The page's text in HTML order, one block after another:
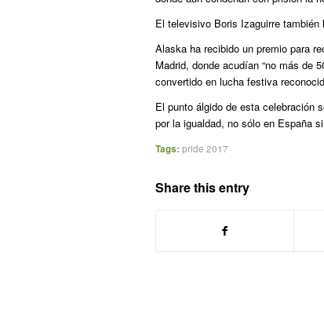
El televisivo Boris Izaguirre también
Alaska ha recibido un premio para
Madrid, donde acudían “no más de
convertido en lucha festiva
El punto álgido de esta celebración
por la igualdad, no sólo en España
Tags: pride 2017
Share this entry